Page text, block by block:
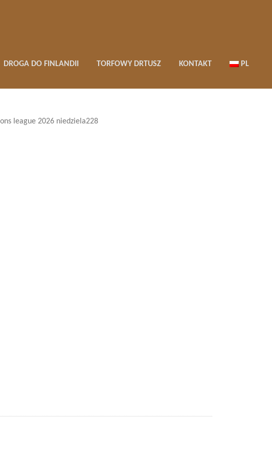
DROGA DO FINLANDII TORFOWY DRTUSZ KONTAKT PL
league 2026 niedziela228